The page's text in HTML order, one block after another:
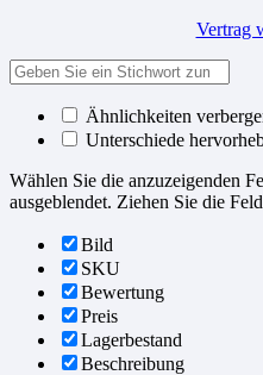
Vertrag
Ähnlichkeiten
Unterschiede
Wählen Sie die anzuzeigenden
ausgeblendet. Ziehen Sie die
Bild
SKU
Bewertung
Preis
Lagerbestand
Beschreibung